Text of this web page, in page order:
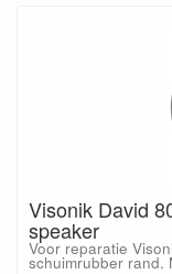
Visonik David
speaker
Voor reparatie
schuimrubber rand.